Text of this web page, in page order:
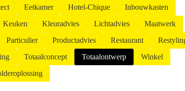
Eetkamer Hotel-Chique
Inbouwkasten
Keuken Kleuradvies Lichtadvies
Maatwerk
Particulier Productadvies Restaurant
Totaalconcept Totaalontwerp
Winkel